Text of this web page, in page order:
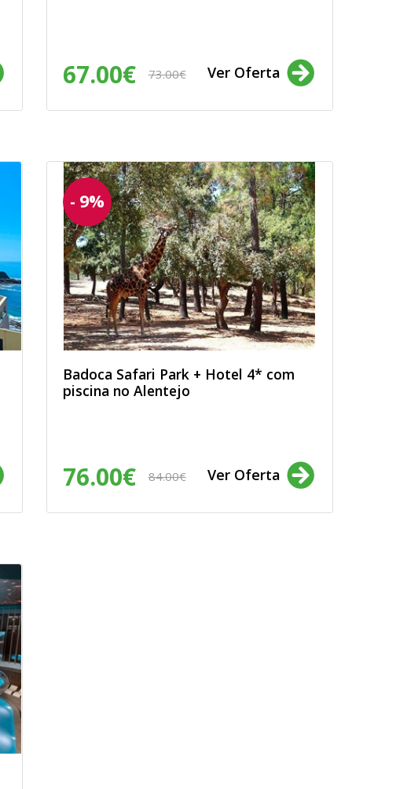
67.00€ 73.00€ Ver Oferta
- 9%
Badoca Safari Park + Hotel 4* com
piscina no Alentejo
76.00€ 84.00€ Ver Oferta